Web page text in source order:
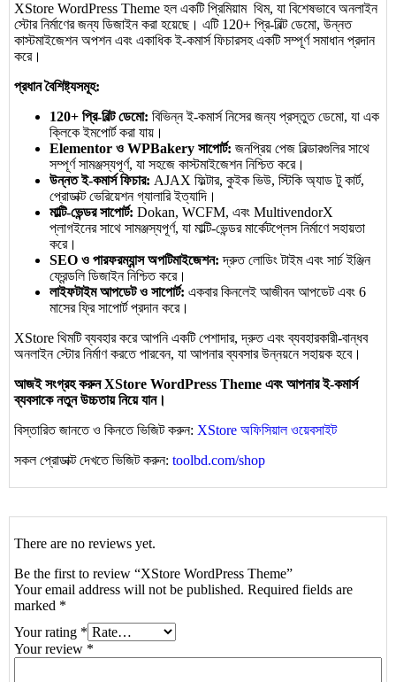
XStore WordPress Theme হল একটি প্রিমিয়াম থিম, যা বিশেষভাবে অনলাইন
স্টোর নির্মাণের জন্য ডিজাইন করা হয়েছে। এটি 120+ প্রি-বিল্ট ডেমো, উন্নত
কাস্টমাইজেশন অপশন এবং একাধিক ই-কমার্স ফিচারসহ একটি সম্পূর্ণ সমাধান প্রদান
করে।
প্রধান বৈশিষ্ট্যসমূহ:
120+ প্রি-বিল্ট ডেমো: বিভিন্ন ই-কমার্স নিসের জন্য প্রস্তুত ডেমো, যা এক
ক্লিকে ইমপোর্ট করা যায়।
Elementor ও WPBakery সাপোর্ট: জনপ্রিয় পেজ বিল্ডারগুলির সাথে
সম্পূর্ণ সামঞ্জস্যপূর্ণ, যা সহজে কাস্টমাইজেশন নিশ্চিত করে।
উন্নত ই-কমার্স ফিচার: AJAX ফিল্টার, কুইক ভিউ, স্টিকি অ্যাড টু কার্ট,
প্রোডাক্ট ভেরিয়েশন গ্যালারি ইত্যাদি।
মাল্টি-ভেন্ডর সাপোর্ট: Dokan, WCFM, এবং MultivendorX
প্লাগইনের সাথে সামঞ্জস্যপূর্ণ, যা মাল্টি-ভেন্ডর মার্কেটপ্লেস নির্মাণে সহায়তা
করে।
SEO ও পারফরম্যান্স অপটিমাইজেশন: দ্রুত লোডিং টাইম এবং সার্চ ইঞ্জিন
ফ্রেন্ডলি ডিজাইন নিশ্চিত করে।
লাইফটাইম আপডেট ও সাপোর্ট: একবার কিনলেই আজীবন আপডেট এবং 6
মাসের ফ্রি সাপোর্ট প্রদান করে।
XStore থিমটি ব্যবহার করে আপনি একটি পেশাদার, দ্রুত এবং ব্যবহারকারী-বান্ধব
অনলাইন স্টোর নির্মাণ করতে পারবেন, যা আপনার ব্যবসার উন্নয়নে সহায়ক হবে।
আজই সংগ্রহ করুন XStore WordPress Theme এবং আপনার ই-কমার্স
ব্যবসাকে নতুন উচ্চতায় নিয়ে যান।
বিস্তারিত জানতে ও কিনতে ভিজিট করুন: XStore অফিসিয়াল ওয়েবসাইট
সকল প্রোডাক্ট দেখতে ভিজিট করুন: toolbd.com/shop
There are no reviews yet.
Be the first to review “XStore WordPress Theme”
Your email address will not be published. Required fields are
marked *
Your rating *
Your review *